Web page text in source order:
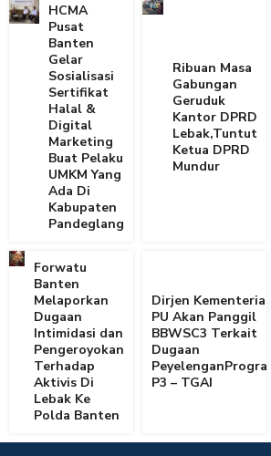
HCMA
Pusat
Banten
Gelar
Sosialisasi
Sertifikat
Halal &
Digital
Marketing
Buat Pelaku
UMKM Yang
Ada Di
Kabupaten
Pandeglang
Ribuan Masa
Gabungan
Geruduk
Kantor DPRD
Lebak,Tuntut
Ketua DPRD
Mundur
Forwatu
Banten
Melaporkan
Dugaan
Intimidasi dan
Pengeroyokan
Terhadap
Aktivis Di
Lebak Ke
Polda Banten
Dirjen Kementerian
PU Akan Panggil
BBWSC3 Terkait
Dugaan
PeyelenganProgram
P3 – TGAI